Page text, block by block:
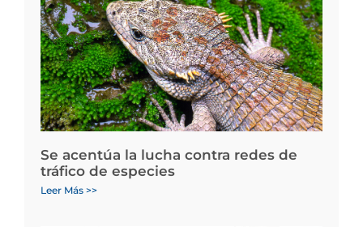
Se acentúa la lucha contra redes de
tráfico de especies
Leer Más >>